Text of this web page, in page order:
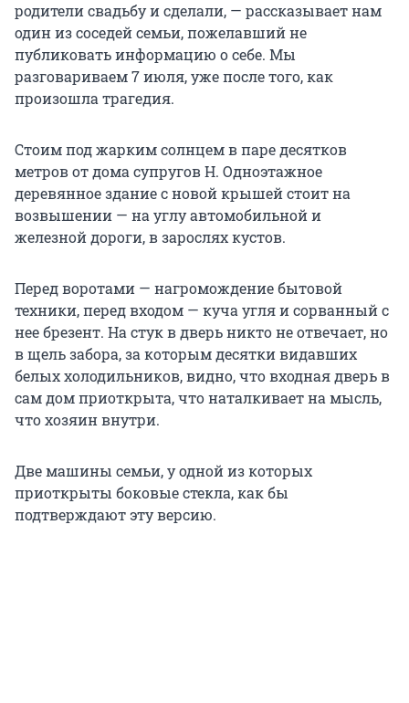
родители свадьбу и сделали, — рассказывает нам
один из соседей семьи, пожелавший не
публиковать информацию о себе. Мы
разговариваем 7 июля, уже после того, как
произошла трагедия.
Стоим под жарким солнцем в паре десятков
метров от дома супругов Н. Одноэтажное
деревянное здание с новой крышей стоит на
возвышении — на углу автомобильной и
железной дороги, в зарослях кустов.
Перед воротами — нагромождение бытовой
техники, перед входом — куча угля и сорванный с
нее брезент. На стук в дверь никто не отвечает, но
в щель забора, за которым десятки видавших
белых холодильников, видно, что входная дверь в
сам дом приоткрыта, что наталкивает на мысль,
что хозяин внутри.
Две машины семьи, у одной из которых
приоткрыты боковые стекла, как бы
подтверждают эту версию.